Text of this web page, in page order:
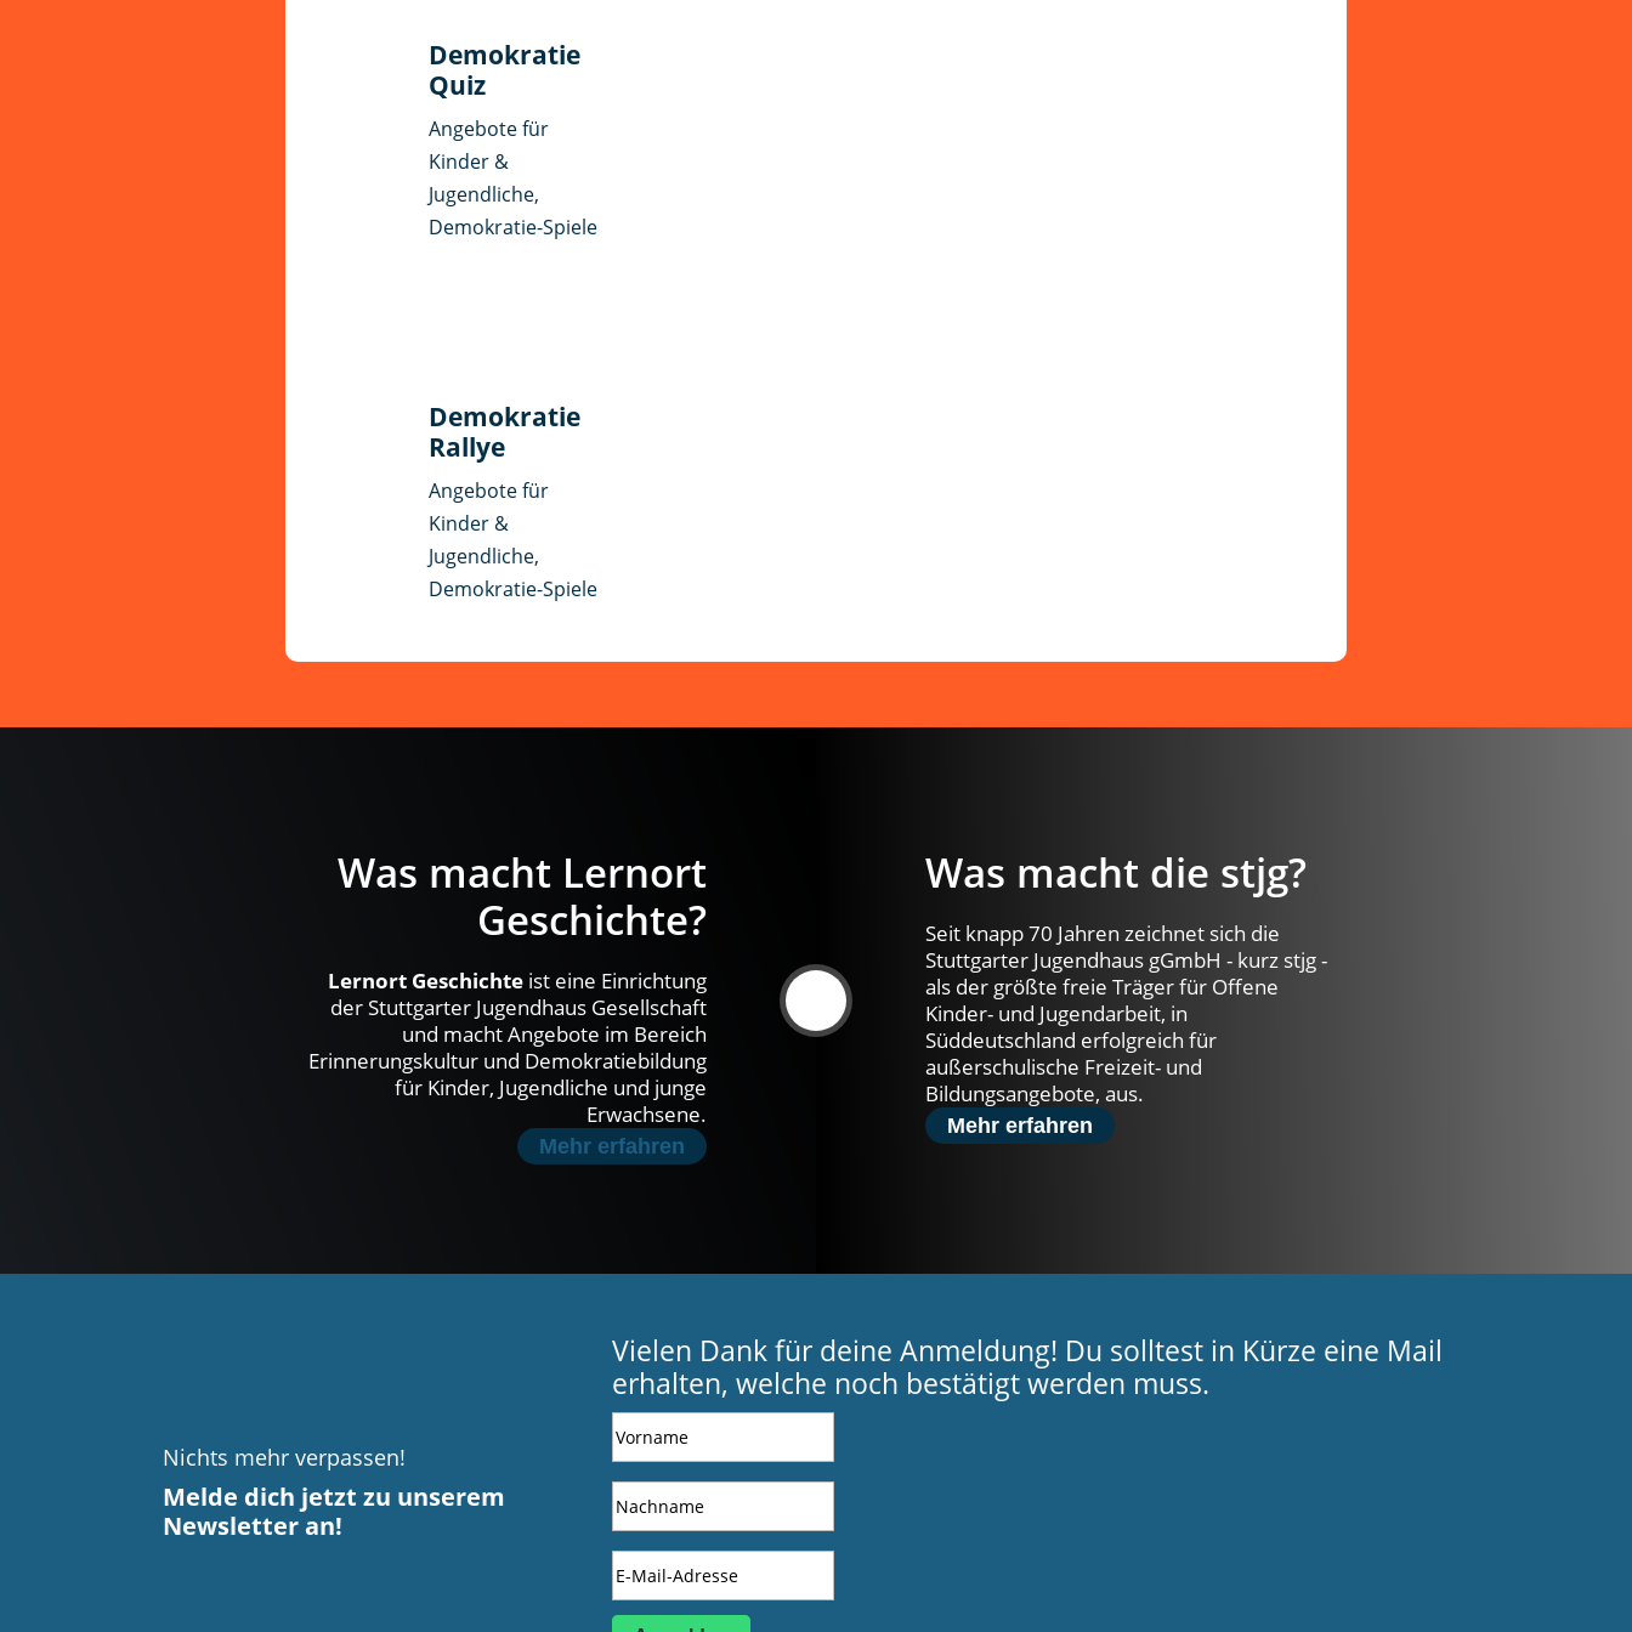
Demokratie
Quiz
Angebote für
Kinder &
Jugendliche,
Demokratie-Spiele
Demokratie
Rallye
Angebote für
Kinder &
Jugendliche,
Demokratie-Spiele
Was macht Lernort
Geschichte?
Lernort Geschichte ist eine Einrichtung
der Stuttgarter Jugendhaus Gesellschaft
und macht Angebote im Bereich
Erinnerungskultur und Demokratiebildung
für Kinder, Jugendliche und junge
Erwachsene.
Mehr erfahren
Was macht die stjg?
Seit knapp 70 Jahren zeichnet sich die
Stuttgarter Jugendhaus gGmbH - kurz stjg -
als der größte freie Träger für Offene
Kinder- und Jugendarbeit, in
Süddeutschland erfolgreich für
außerschulische Freizeit- und
Bildungsangebote, aus.
Mehr erfahren
Nichts mehr verpassen!
Melde dich jetzt zu unserem
Newsletter an!
Vielen Dank für deine Anmeldung! Du solltest in Kürze eine Mail
erhalten, welche noch bestätigt werden muss.